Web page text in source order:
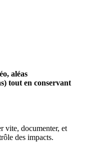
aléas
tout en conservant
vite, documenter, et
des impacts.